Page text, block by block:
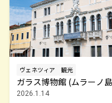
ヴェネツィア 観光
ガラス博物館 (ムラーノ
2026.1.14